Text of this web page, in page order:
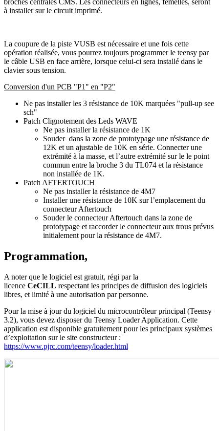
broches centrales CMS. Les connecteurs en lignes, femelles, seront
à installer sur le circuit imprimé.
La coupure de la piste VUSB est nécessaire et une fois cette
opération réalisée, vous pourrez toujours programmer le teensy par
le câble USB en face arrière, lorsque celui-ci sera installé dans le
clavier sous tension.
Conversion d'un PCB "P1" en "P2"
Ne pas installer les 3 résistance de 10K marquées "pull-up see
sch"
Patch Clignotement des Leds WAVE
Ne pas installer la résistance de 1K
Souder dans la zone de prototypage une résistance de
12K et un ajustable de 10K en série. Connecter une
extrémité à la masse, et l’autre extrémité sur le le point
commun entre la broche 3 du TL074 et la résistance
non installée de 1K.
Patch AFTERTOUCH
Ne pas installer la résistance de 4M7
Installer une résistance de 10K sur l’emplacement du
connecteur Aftertouch
Souder le connecteur Aftertouch dans la zone de
prototypage et raccorder le connecteur aux trous prévus
initialement pour la résistance de 4M7.
Programmation,
A noter que le logiciel est gratuit, régi par la
licence CeCILL respectant les principes de diffusion des logiciels
libres, et limité à une autorisation par personne.
Pour la mise à jour du logiciel du microcontrôleur principal (Teensy
3.2), vous devez disposer du Teensy Loader Application. Cette
application est disponible gratuitement pour les principaux systèmes
d’exploitation sur le site constructeur :
https://www.pjrc.com/teensy/loader.html